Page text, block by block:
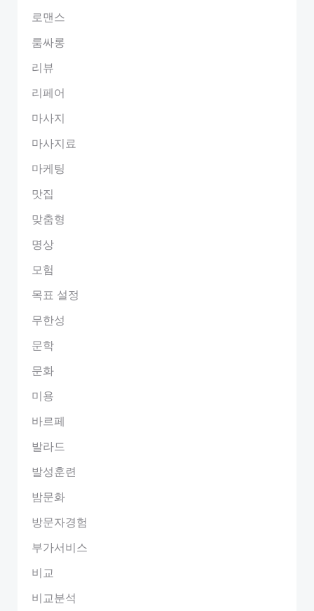
로맨스
룸싸롱
리뷰
리페어
마사지
마사지료
마케팅
맛집
맞춤형
명상
모험
목표 설정
무한성
문학
문화
미용
바르페
발라드
발성훈련
밤문화
방문자경험
부가서비스
비교
비교분석